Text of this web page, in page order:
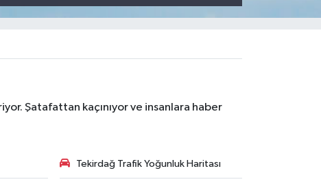
Şatafattan kaçınıyor ve insanlara haber
Tekirdağ Trafik Yoğunluk Haritası